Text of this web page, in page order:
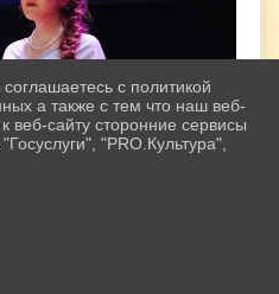
с политикой
а также с тем что наш веб-
веб-сайту сторонние сервисы
"PRO.Культура",